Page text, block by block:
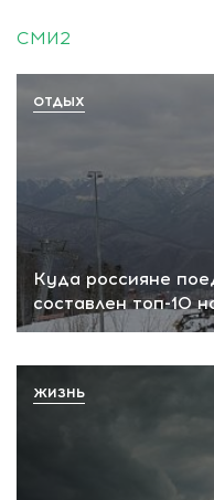
СМИ2
Куда россияне
составлен топ-10
ОТДЫХ
ЖИЗНЬ